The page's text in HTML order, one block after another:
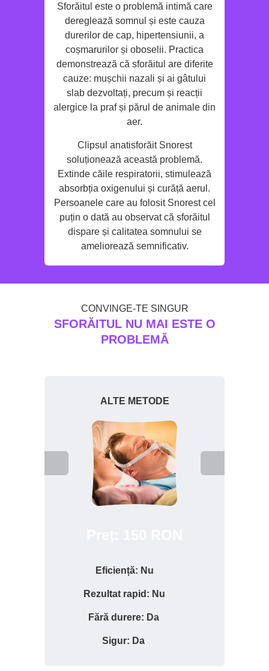
Sforăitul este o problemă intimă care
dereglează somnul și este cauza
durerilor de cap, hipertensiunii, a
coșmarurilor și oboselii. Practica
demonstrează că sforăitul are diferite
cauze: mușchii nazali și ai gâtului
slab dezvoltați, precum și reacții
alergice la praf și părul de animale din
aer.
Clipsul anatisforăit Snorest
soluționează această problemă.
Extinde căile respiratorii, stimulează
absorbția oxigenului și curăță aerul.
Persoanele care au folosit Snorest cel
puțin o dată au observat că sforăitul
dispare și calitatea somnului se
ameliorează semnificativ.
CONVINGE-TE SINGUR
SFORĂITUL NU MAI ESTE O
PROBLEMĂ
ALTE METODE
Eficiență: Nu
Rezultat rapid: Nu
Fără durere: Da
Sigur: Da